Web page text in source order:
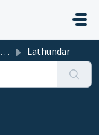
Lathundar